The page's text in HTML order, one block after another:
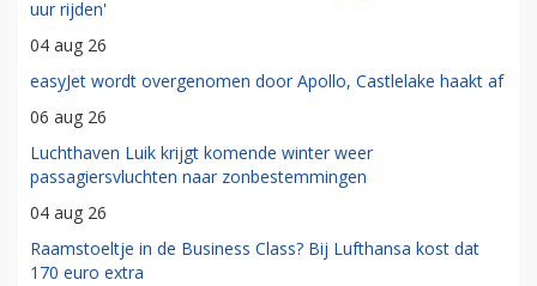
uur rijden'
04 aug 26
easyJet wordt overgenomen door Apollo, Castlelake haakt af
06 aug 26
Luchthaven Luik krijgt komende winter weer
passagiersvluchten naar zonbestemmingen
04 aug 26
Raamstoeltje in de Business Class? Bij Lufthansa kost dat
170 euro extra